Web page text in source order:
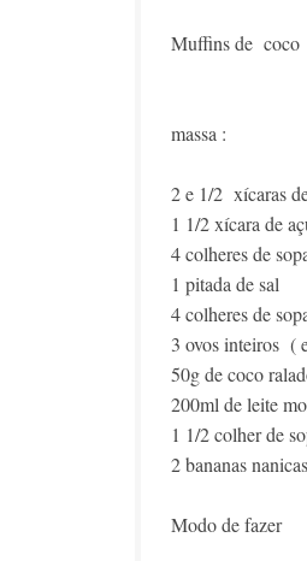
Muffins de coco
massa :
2 e 1/2 xícaras
1 1/2 xícara de
4 colheres de
1 pitada de sal
4 colheres de
3 ovos inteiros (
50g de coco
200ml de leite
1 1/2 colher de
2 bananas
Modo de fazer